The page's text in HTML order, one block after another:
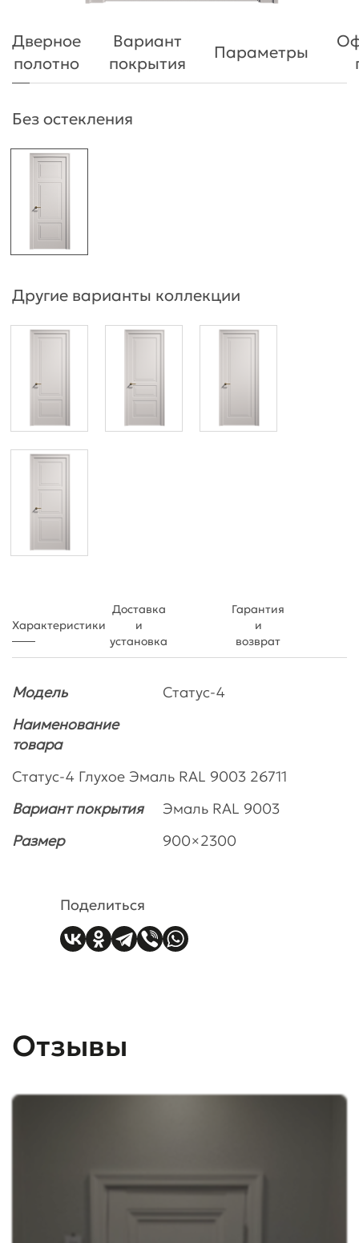
Дверное
полотно
Вариант
покрытия
Параметры
Без остекления
Другие варианты коллекции
Характеристики
Доставка
и
установка
Гарантия
и
возврат
Модель
Статус-4
Наименование
товара
Статус-4 Глухое Эмаль RAL 9003 26711
Вариант покрытия
Эмаль RAL 9003
Размер
900×2300
Поделиться
Отзывы